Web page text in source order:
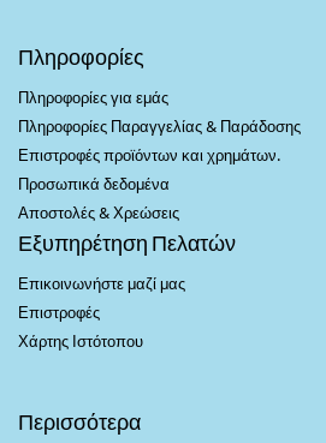
Πληροφορίες
Πληροφορίες για εμάς
Πληροφορίες Παραγγελίας & Παράδοσης
Επιστροφές προϊόντων και χρημάτων.
Προσωπικά δεδομένα
Αποστολές & Χρεώσεις
Εξυπηρέτηση Πελατών
Επικοινωνήστε μαζί μας
Επιστροφές
Χάρτης Ιστότοπου
Περισσότερα